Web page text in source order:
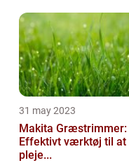
31 may 2023
Makita Græstrimmer:
Effektivt værktøj til at
pleje...